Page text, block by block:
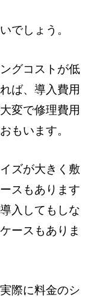
でしょう。
グコストが低
ば、導入費用
変で修理費用
もいます。
ズが大きく敷
スもあります
入してもしな
ースもありま
際に料金のシ